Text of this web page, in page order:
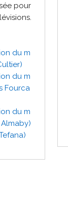
pour
du m
du m
Fourca
du m